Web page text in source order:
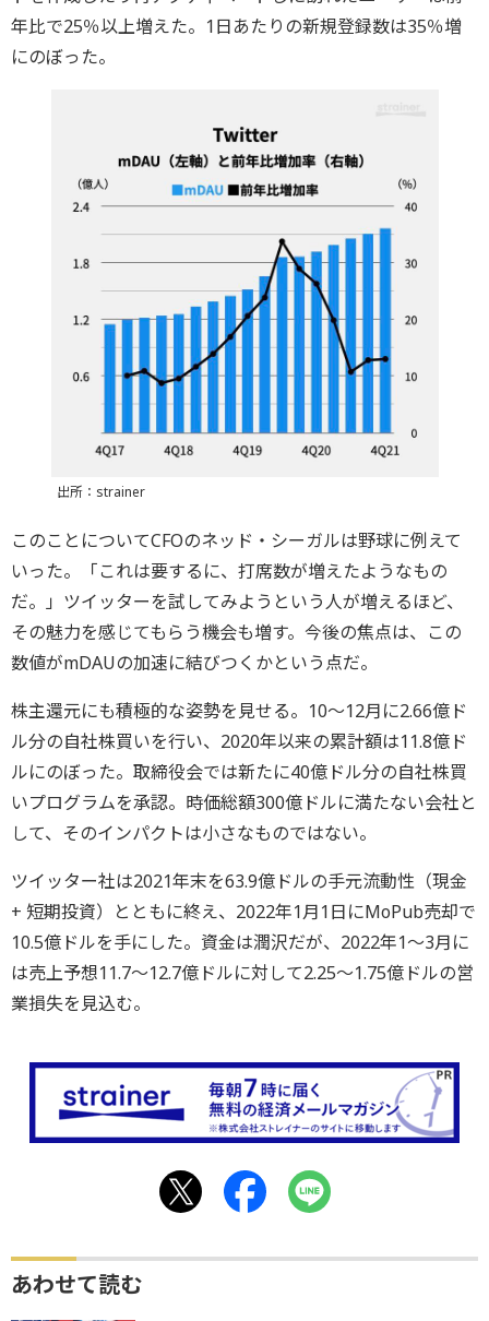
年比で25％以上増えた。1日あたりの新規登録数は35％増
にのぼった。
出所：strainer
このことについてCFOのネッド・シーガルは野球に例えて
いった。「これは要するに、打席数が増えたようなもの
だ。」ツイッターを試してみようという人が増えるほど、
その魅力を感じてもらう機会も増す。今後の焦点は、この
数値がmDAUの加速に結びつくかという点だ。
株主還元にも積極的な姿勢を見せる。10〜12月に2.66億ド
ル分の自社株買いを行い、2020年以来の累計額は11.8億ド
ルにのぼった。取締役会では新たに40億ドル分の自社株買
いプログラムを承認。時価総額300億ドルに満たない会社と
して、そのインパクトは小さなものではない。
ツイッター社は2021年末を63.9億ドルの手元流動性（現金
+ 短期投資）とともに終え、2022年1月1日にMoPub売却で
10.5億ドルを手にした。資金は潤沢だが、2022年1〜3月に
は売上予想11.7〜12.7億ドルに対して2.25〜1.75億ドルの営
業損失を見込む。
あわせて読む